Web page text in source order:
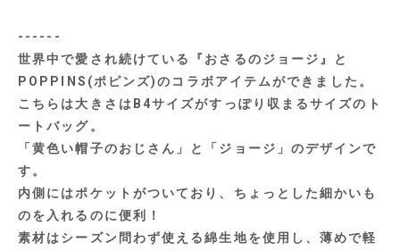
------
世界中で愛され続けている『おさるのジョージ』と
POPPINS(ポピンズ)のコラボアイテムができました。
こちらは大きさはB4サイズがすっぽり収まるサイズのト
ートバッグ。
「黄色い帽子のおじさん」と「ジョージ」のデザインで
す。
内側にはポケットがついており、ちょっとした細かいも
のを入れるのに便利！
素材はシーズン問わず使える綿生地を使用し、薄めで軽